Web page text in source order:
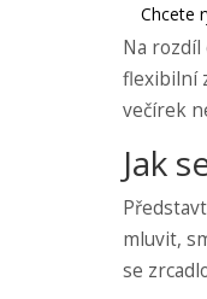
Chcete
Na
flexibilní
večírek
Jak
mluvit,
se